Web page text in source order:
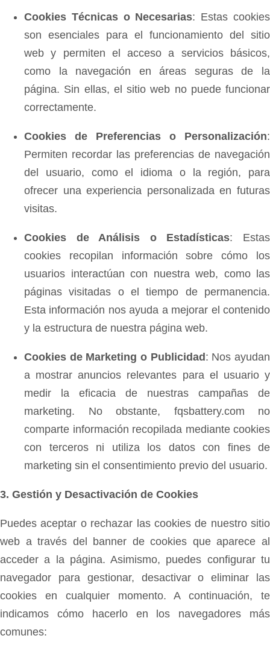
Cookies Técnicas o Necesarias: Estas cookies
son esenciales para el funcionamiento del sitio
web y permiten el acceso a servicios básicos,
como la navegación en áreas seguras de la
página. Sin ellas, el sitio web no puede funcionar
correctamente.
Cookies de Preferencias o Personalización:
Permiten recordar las preferencias de navegación
del usuario, como el idioma o la región, para
ofrecer una experiencia personalizada en futuras
visitas.
Cookies de Análisis o Estadísticas: Estas
cookies recopilan información sobre cómo los
usuarios interactúan con nuestra web, como las
páginas visitadas o el tiempo de permanencia.
Esta información nos ayuda a mejorar el contenido
y la estructura de nuestra página web.
Cookies de Marketing o Publicidad : Nos ayudan
a mostrar anuncios relevantes para el usuario y
medir la eficacia de nuestras campañas de
marketing. No obstante, fqsbattery.com no
comparte información recopilada mediante cookies
con terceros ni utiliza los datos con fines de
marketing sin el consentimiento previo del usuario.
3. Gestión y Desactivación de Cookies
Puedes aceptar o rechazar las cookies de nuestro sitio
web a través del banner de cookies que aparece al
acceder a la página. Asimismo, puedes configurar tu
navegador para gestionar, desactivar o eliminar las
cookies en cualquier momento. A continuación, te
indicamos cómo hacerlo en los navegadores más
comunes: